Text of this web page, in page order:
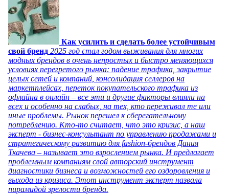
Как усилить и сделать более устойчивым
свой бренд 2025 год стал годом выживания для многих
модных брендов в очень непростых и быстро меняющихся
условиях перегретого рынка: падение трафика, закрытие
целых сетей и компаний, консолидация селлеров на
маркетплейсах, переток покупательского трафика из
офлайна в онлайн – все эти и другие факторы влияли на
всех и особенно на слабых, на тех, кто переживал те или
иные проблемы. Рынок перешел к сберегательному
потреблению. Кто-то считает, что это кризис, а наш
эксперт - бизнес-консультант по управлению продажами и
стратегическому развитию для fashion-брендов Дания
Ткачева – называет это взрослением рынка. И предлагает
проблемным компаниям свой авторский инструмент
диагностики бизнеса и возможностей его оздоровления и
выхода из кризиса. Этот инструмент эксперт назвала
пирамидой зрелости бренда.